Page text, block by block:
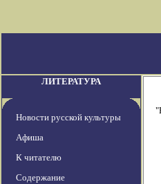
ЛИТЕРАТУРА
Новости русской культуры
Афиша
К читателю
Содержание